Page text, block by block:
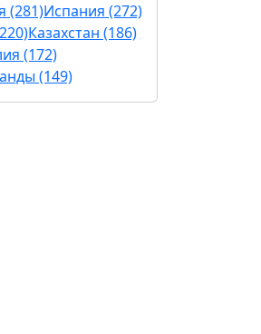
(281)Испания (272)
Казахстан (186)
(172)
(149)